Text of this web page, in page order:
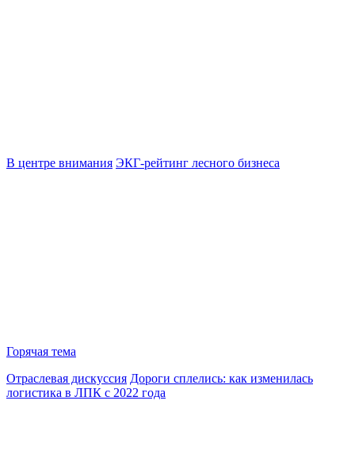
В центре внимания ЭКГ-рейтинг лесного бизнеса
Горячая тема
Отраслевая дискуссия Дороги сплелись: как изменилась
логистика в ЛПК с 2022 года